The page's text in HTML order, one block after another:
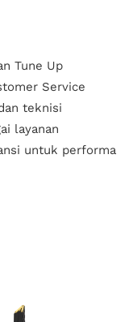
Tune Up
Service
teknisi
layanan
untuk performa